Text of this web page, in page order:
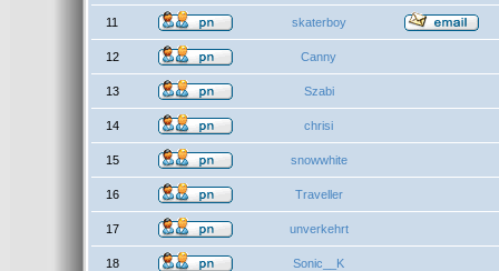
11 skaterboy
12 Canny
13 Szabi
14 chrisi
15 snowwhite
16 Traveller
17 unverkehrt
18 Sonic__K